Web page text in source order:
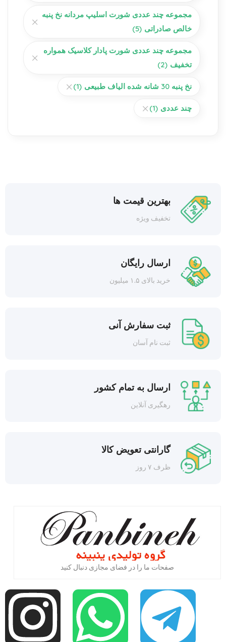
مجموعه چند عددی شورت اسلیپ مردانه نخ پنبه
خالص صادراتی (5)
مجموعه چند عددی شورت پادار کلاسیک همواره
تخفیف (2)
نخ پنبه 30 شانه شده الیاف طبیعی (1)
چند عددی (1)
بهترین قیمت ها
تخفیف ویژه
ارسال رایگان
خرید بالای ۱.۵ میلیون
ثبت سفارش آنی
ثبت نام آسان
ارسال به تمام کشور
رهگیری آنلاین
گارانتی تعویض کالا
ظرف ۷ روز
صفحات ما را در فضای مجازی دنبال کنید